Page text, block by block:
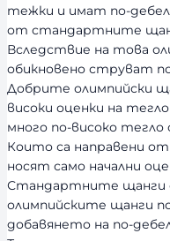
тежки и имат по-
от стандартните
Вследствие на това
обикновено струват
Добрите олимпийски
високи оценки на
много по-високо
Които са направени
носят само начални
Стандартните щанги
олимпийските щанги
добавянето на по-